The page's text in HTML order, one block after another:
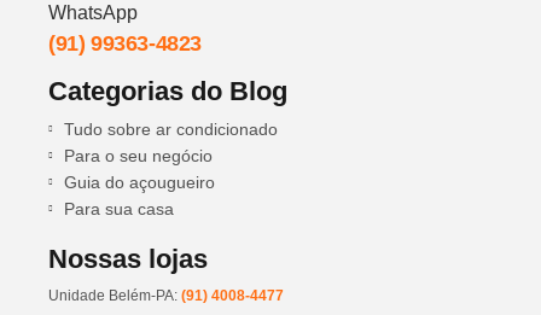
WhatsApp
(91) 99363-4823
Categorias do Blog
Tudo sobre ar condicionado
Para o seu negócio
Guia do açougueiro
Para sua casa
Nossas lojas
Unidade Belém-PA: (91) 4008-4477